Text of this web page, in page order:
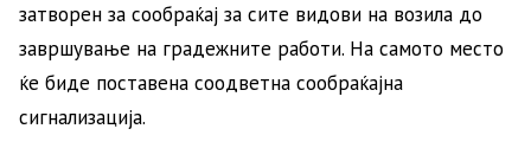
затворен за сообраќај за сите видови на возила до
завршување на градежните работи. На самото место
ќе биде поставена соодветна сообраќајна
сигнализација.